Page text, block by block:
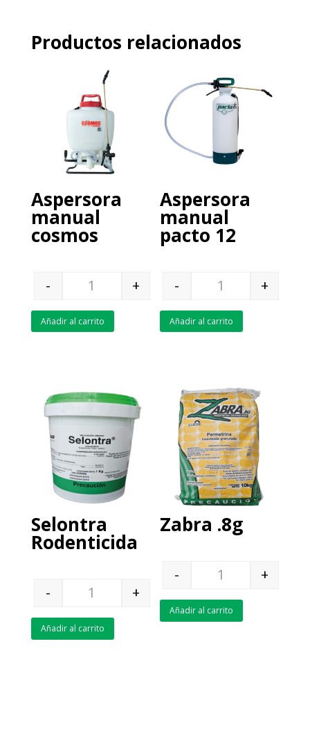
Productos relacionados
Aspersora
manual
cosmos
Quantity
- +
Añadir al carrito
Aspersora
manual
pacto 12
Quantity
- +
Añadir al carrito
Selontra
Rodenticida
Quantity
- +
Añadir al carrito
Zabra .8g
Quantity
- +
Añadir al carrito